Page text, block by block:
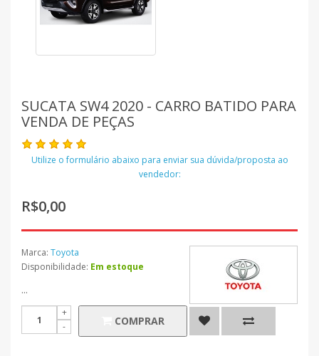
SUCATA SW4 2020 - CARRO BATIDO PARA
VENDA DE PEÇAS
Utilize o formulário abaixo para enviar sua dúvida/proposta ao
vendedor:
R$0,00
Marca: Toyota
Disponibilidade: Em estoque
...
COMPRAR